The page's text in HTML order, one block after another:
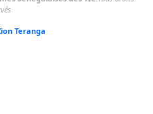
Teranga